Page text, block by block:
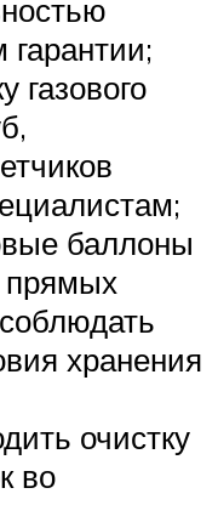
газового
баллоны
прямых
хранения
очистку
во